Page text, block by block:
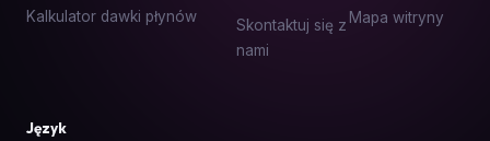
Kalkulator dawki płynów
Skontaktuj się z
nami
Mapa witryny
Język